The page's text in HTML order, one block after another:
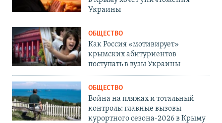
Украины
ОБЩЕСТВО
Как Россия «мотивирует»
крымских абитуриентов
поступать в вузы Украины
ОБЩЕСТВО
Война на пляжах и тотальный
контроль: главные вызовы
курортного сезона-2026 в Крыму